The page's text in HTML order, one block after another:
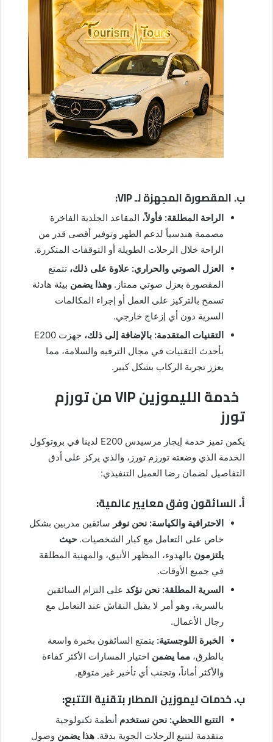
ب. المقصورة المجهزة لـ VIP:
الراحة المطلقة: فأولاً، المقاعد الجلدية الفاخرة
مصممة هندسياً لدعم الظهر وتوفير أقصى قدر من
الراحة خلال الرحلات الطويلة أو التوقفات المتكررة.
العزل الصوتي والحراري: علاوة على ذلك، تتمتع
المقصورة بعزل صوتي ممتاز. وهذا يضمن بيئة هادئة
تسمح بالتركيز على العمل أو إجراء المكالمات
السرية دون أي إزعاج خارجي.
التقنيات المتقدمة: بالإضافة إلى ذلك،
جهزت E200
بأحدث التقنيات في مجال الترفيه والسلامة، مما
يعزز تجربة الركاب بشكل كبير.
خدمة الليموزين VIP من تورزم
تورز
يكمن تميز خدمة إيجار مرسيدس E200 لدينا في بروتوكول
الخدمة الذي وضعته تورزم تورز، والذي يركز على أدق
التفاصيل لضمان رضا العميل التنفيذي:
أ. السائقون وفق معايير عالمية:
الاحترافية والكياسة: نحن نوفر سائقين مدربين بشكل
خاص على التعامل مع كبار الشخصيات. حيث
يلتزمون بالهدوء، المظهر الأنيق، والمهنية المطلقة
في جميع الأوقات.
السرية المطلقة: نحن نؤكد على التزام السائقين
بالسرية، وهو أمر لا يقبل النقاش عند التعامل مع
رجال الأعمال.
الخبرة اللوجستية: يتمتع السائقون بخبرة واسعة
بالطرق، مما يضمن اختيار المسارات الأكثر كفاءة
والأكثر أماناً، وتجنب أي تأخير غير متوقع.
ب. خدمات ليموزين المطار بتقنية التتبع:
التتبع اللحظي: نحن نستخدم أنظمة تكنولوجية
متقدمة لتتبع الرحلات الجوية بدقة. هذا يضمن وصول